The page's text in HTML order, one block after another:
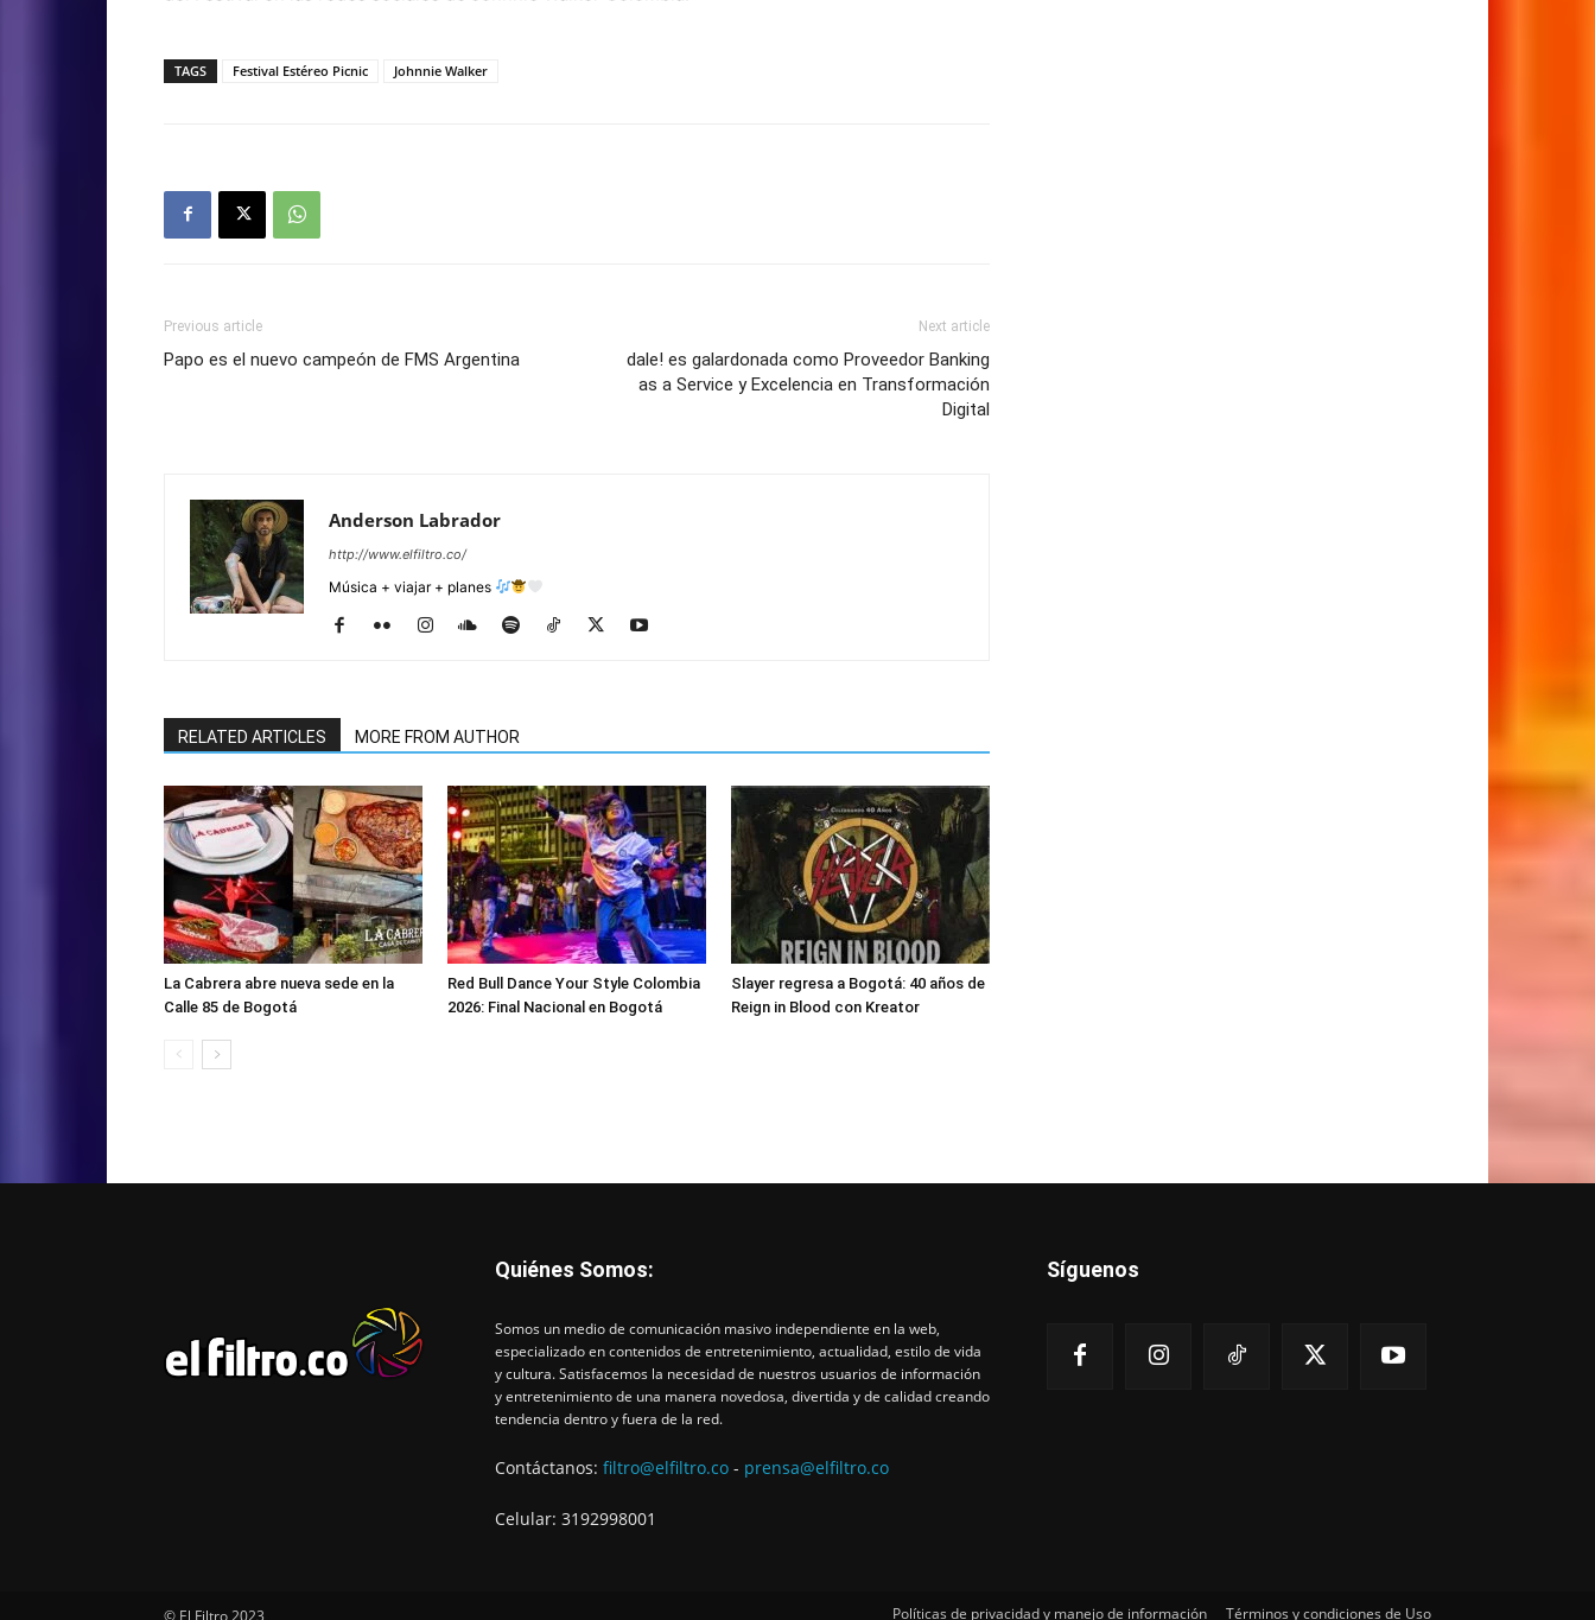
TAGS Festival Estéreo Picnic Johnnie Walker
Previous article
Papo es el nuevo campeón de FMS Argentina
Next article
dale! es galardonada como Proveedor Banking
as a Service y Excelencia en Transformación
Digital
Anderson Labrador
http://www.elfiltro.co/
Música + viajar + planes
RELATED ARTICLES MORE FROM AUTHOR
La Cabrera abre nueva sede en la
Calle 85 de Bogotá
Red Bull Dance Your Style Colombia
2026: Final Nacional en Bogotá
Slayer regresa a Bogotá: 40 años de
Reign in Blood con Kreator
Quiénes Somos:
Somos un medio de comunicación masivo independiente en la web,
especializado en contenidos de entretenimiento, actualidad, estilo de vida
y cultura. Satisfacemos la necesidad de nuestros usuarios de información
y entretenimiento de una manera novedosa, divertida y de calidad creando
tendencia dentro y fuera de la red.
Contáctanos: filtro@elfiltro.co - prensa@elfiltro.co
Celular: 3192998001
Síguenos
© El Filtro 2023 Políticas de privacidad y manejo de información Términos y condiciones de Uso